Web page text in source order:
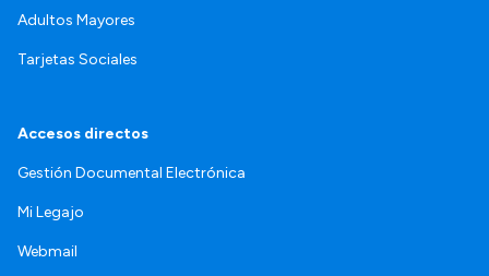
Adultos Mayores
Tarjetas Sociales
Accesos directos
Gestión Documental Electrónica
Mi Legajo
Webmail